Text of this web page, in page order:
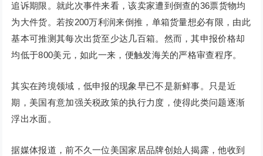
追诉期限。就此次事件来看，该卖家遭到倒查的36票货物均
为大件货。若按200万利润来倒推，单箱货量想必有限，由此
基本可推测其每次出货至少达几百箱。然而，其申报价格却
均低于800美元，如此一来，便触发海关的严格审查程序。
其实在跨境领域，低申报的现象早已不是新鲜事。只是近
期，美国有意加强关税政策的执行力度，使得此类问题逐渐
浮出水面。
据媒体报道，前不久一位美国家居品牌创始人揭露，他收到